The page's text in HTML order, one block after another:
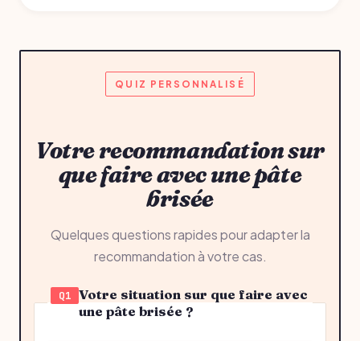
QUIZ PERSONNALISÉ
Votre recommandation sur
que faire avec une pâte
brisée
Quelques questions rapides pour adapter la
recommandation à votre cas.
Q1 Votre situation sur que faire avec
une pâte brisée ?